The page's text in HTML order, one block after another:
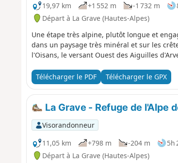
19,97 km
+1 552 m -1 732 m
Départ à La Grave (Hautes-Alpes)
Une étape très alpine, plutôt longue et
dans un paysage très minéral et sur les
l'Oisans, le versant Ouest des Aiguilles
Télécharger le PDF Télécharger le GPX
La Grave - Refuge de l'Alpe
Visorandonneur
11,05 km
+798 m -204 m 5h
Départ à La Grave (Hautes-Alpes)